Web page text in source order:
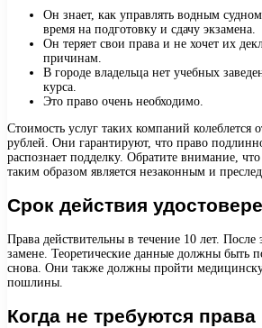
Он знает, как управлять водным
время на подготовку и сдачу экзамена.
Он теряет свои права и не хочет их
причинам.
В городе владельца нет учебных
курса.
Это право очень необходимо.
Стоимость услуг таких компаний колеблется
рублей. Они гарантируют, что право
распознает подделку. Обратите внимание,
таким образом является незаконным и
Срок действия
Права действительны в течение 10 лет. После
замене. Теоретические данные должны быть
снова. Они также должны пройти
пошлины.
Когда не требуются права